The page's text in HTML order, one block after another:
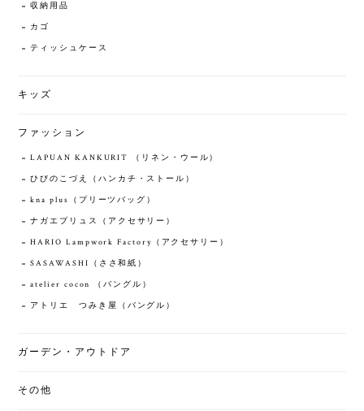
収納用品
カゴ
ティッシュケース
キッズ
ファッション
LAPUAN KANKURIT （リネン・ウール）
ひびのこづえ（ハンカチ・ストール）
kna plus（プリーツバッグ）
ナガエプリュス（アクセサリー）
HARIO Lampwork Factory（アクセサリー）
SASAWASHI（ささ和紙）
atelier cocon （バングル）
アトリエ つみき屋（バングル）
ガーデン・アウトドア
その他